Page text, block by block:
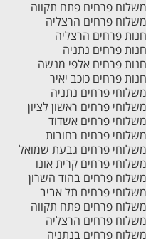
משלוח פרחים פתח תקווה
משלוח פרחים הרצליה
חנות פרחים הרצליה
חנות פרחים נתניה
חנות פרחים אלפי מנשה
חנות פרחים כוכב יאיר
משלוחי פרחים נתניה
משלוחי פרחים ראשון לציון
משלוחי פרחים אשדוד
משלוחי פרחים רחובות
משלוחי פרחים גבעת שמואל
משלוחי פרחים קרית אונו
משלוח פרחים בהוד השרון
משלוחי פרחים תל אביב
משלוח פרחים פתח תקווה
משלוח פרחים הרצליה
משלוח פרחים בנתניה